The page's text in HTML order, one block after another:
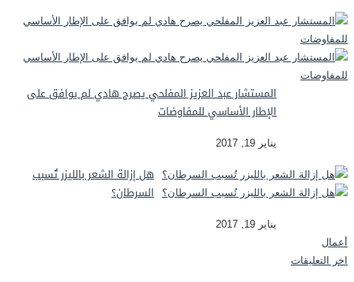
المستشار عبد العزيز المفلحي يصرح هادي لم يوافق على
الإطار الأساسي للمفاوضات
يناير 19, 2017
هل إزالة الشعر بالليزر تُسبب
السرطان؟
يناير 19, 2017
أعمال
اخر التعليقات